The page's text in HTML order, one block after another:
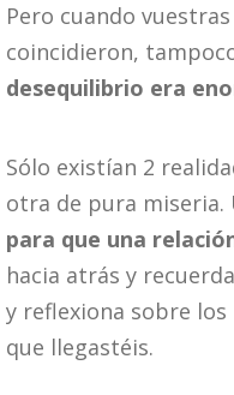
Pero cuando
coincidieron,
desequilibrio era
Sólo existían 2
otra de pura miseria.
para que una
hacia atrás y
y reflexiona sobre
que llegastéis.